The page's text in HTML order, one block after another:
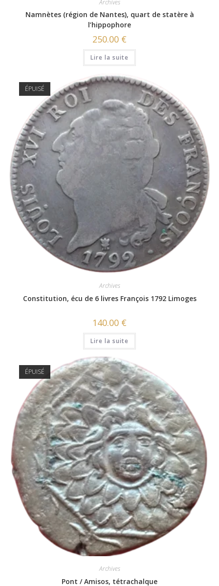
Archives
Namnètes (région de Nantes), quart de statère à
l’hippophore
250.00 €
Lire la suite
ÉPUISÉ
Archives
Constitution, écu de 6 livres François 1792 Limoges
140.00 €
Lire la suite
ÉPUISÉ
Archives
Pont / Amisos, tétrachalque